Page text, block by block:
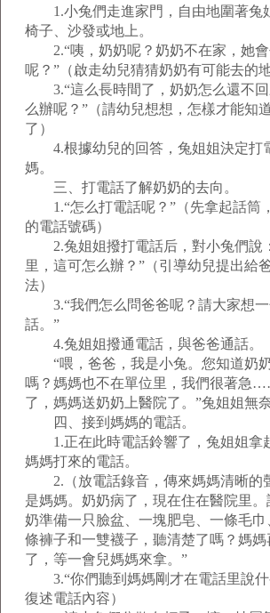
1.小兔們走進家門，自由地圍著兔
椅子、沙發或地上。
2.“咦，奶奶呢？奶奶不在家，她會
呢？”（啟走幼兒猜猜奶奶有可能去的地
3.“這么長時間了，奶奶怎么還不回
么辦呢？”（請幼兒想想，怎樣才能知
了）
4.根據幼兒的回答，兔姐姐決定打
媽。
三、打電話了解奶奶的去向。
1.“怎么打電話呢？”（先拿起話筒
的電話號碼）
2.兔姐姐撥打電話后，對小兔們說
里，這可怎么辦？”（引導幼兒提出給
法）
3.“我們怎么問爸爸呢？請大家想一
話。”
4.兔姐姐撥通電話，與爸爸通話。
“喂，爸爸，我是小兔。您知道奶
嗎？媽媽也不在單位里，我們很著急
了，媽媽送奶奶上醫院了。”兔姐姐無
四、接到媽媽的電話。
1.正在此時電話鈴響了，兔姐姐拿
媽媽打來的電話。
2.（放電話錄音，傳來媽媽清晰的
是媽媽。奶奶病了，現在住在醫院里
奶準備一只臉盆、一塊肥皂、一條毛
條褲子和一雙襪子，聽清楚了嗎？媽
了，等一會兒媽媽來拿。”
3.“你們聽到媽媽剛才在電話里說什
復述電話內容）